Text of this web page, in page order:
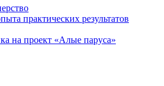
практических результатов
на проект «Алые паруса»